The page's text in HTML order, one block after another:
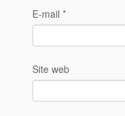
E-mail *
Site web